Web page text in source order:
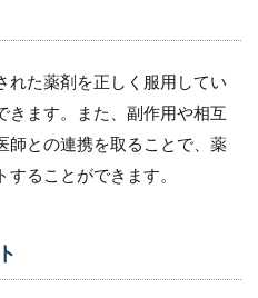
れた薬剤を正しく服用してい
きます。また、副作用や相互
師との連携を取ることで、薬
ることができます。